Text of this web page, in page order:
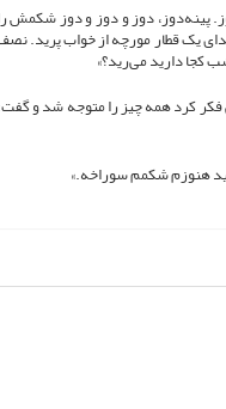
دوز و دوز و دوز شکمش
یک قطار مورچه از خواب پرید.
دارید می‌رید؟»
کرد همه چیز را متوجه شد و
هنوزم شکمم سوراخه.»